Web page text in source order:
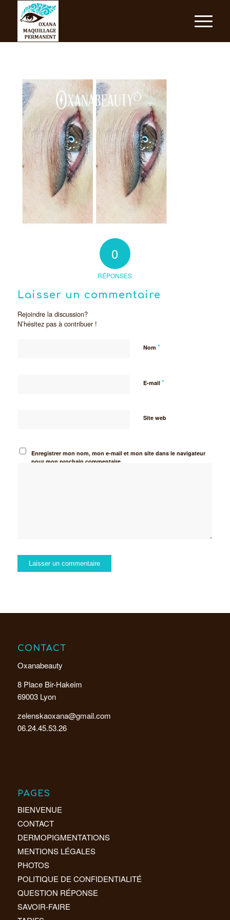
0
RÉPONSES
Laisser un commentaire
Rejoindre la discussion?
N’hésitez pas à contribuer !
Nom *
E-mail *
Site web
Enregistrer mon nom, mon e-mail et mon site dans le navigateur
pour mon prochain commentaire.
CONTACT
Oxanabeauty
8 Place Bir-Hakeim
69003 Lyon
zelenskaoxana@gmail.com
06.24.45.53.26
PAGES
BIENVENUE
CONTACT
DERMOPIGMENTATIONS
MENTIONS LÉGALES
PHOTOS
POLITIQUE DE CONFIDENTIALITÉ
QUESTION RÉPONSE
SAVOIR-FAIRE